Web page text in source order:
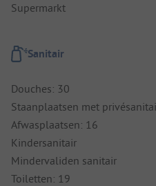
Supermarkt
Sanitair
Douches: 30
Afwasplaatsen: 16
Kindersanitair
Mindervaliden sanitair
Toiletten: 19